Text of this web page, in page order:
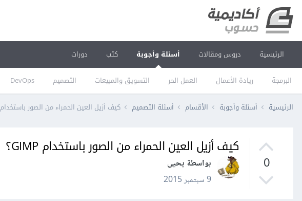
الرئيسية دروس ومقالات أسئلة وأجوبة
البرمجة ريادة الأعمال العمل الحر التسويق والمبيعات التصميم DevOps
كتب دورات
الرئيسية أسئلة وأجوبة الأقسام أسئلة التصميم كيف أزيل العين الحمراء من الصور باستخدام GIMP؟
0
كيف أزيل العين الحمراء من الصور باستخدام GIMP؟
بواسطة يحيى
9 سبتمبر 2015